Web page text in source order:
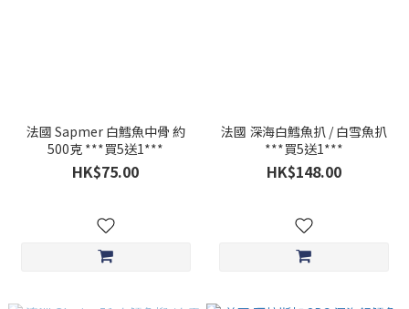
法國 Sapmer 白鱈魚中骨 約
500克 ***買5送1***
HK$75.00
法國 深海白鱈魚扒 / 白雪魚扒
***買5送1***
HK$148.00